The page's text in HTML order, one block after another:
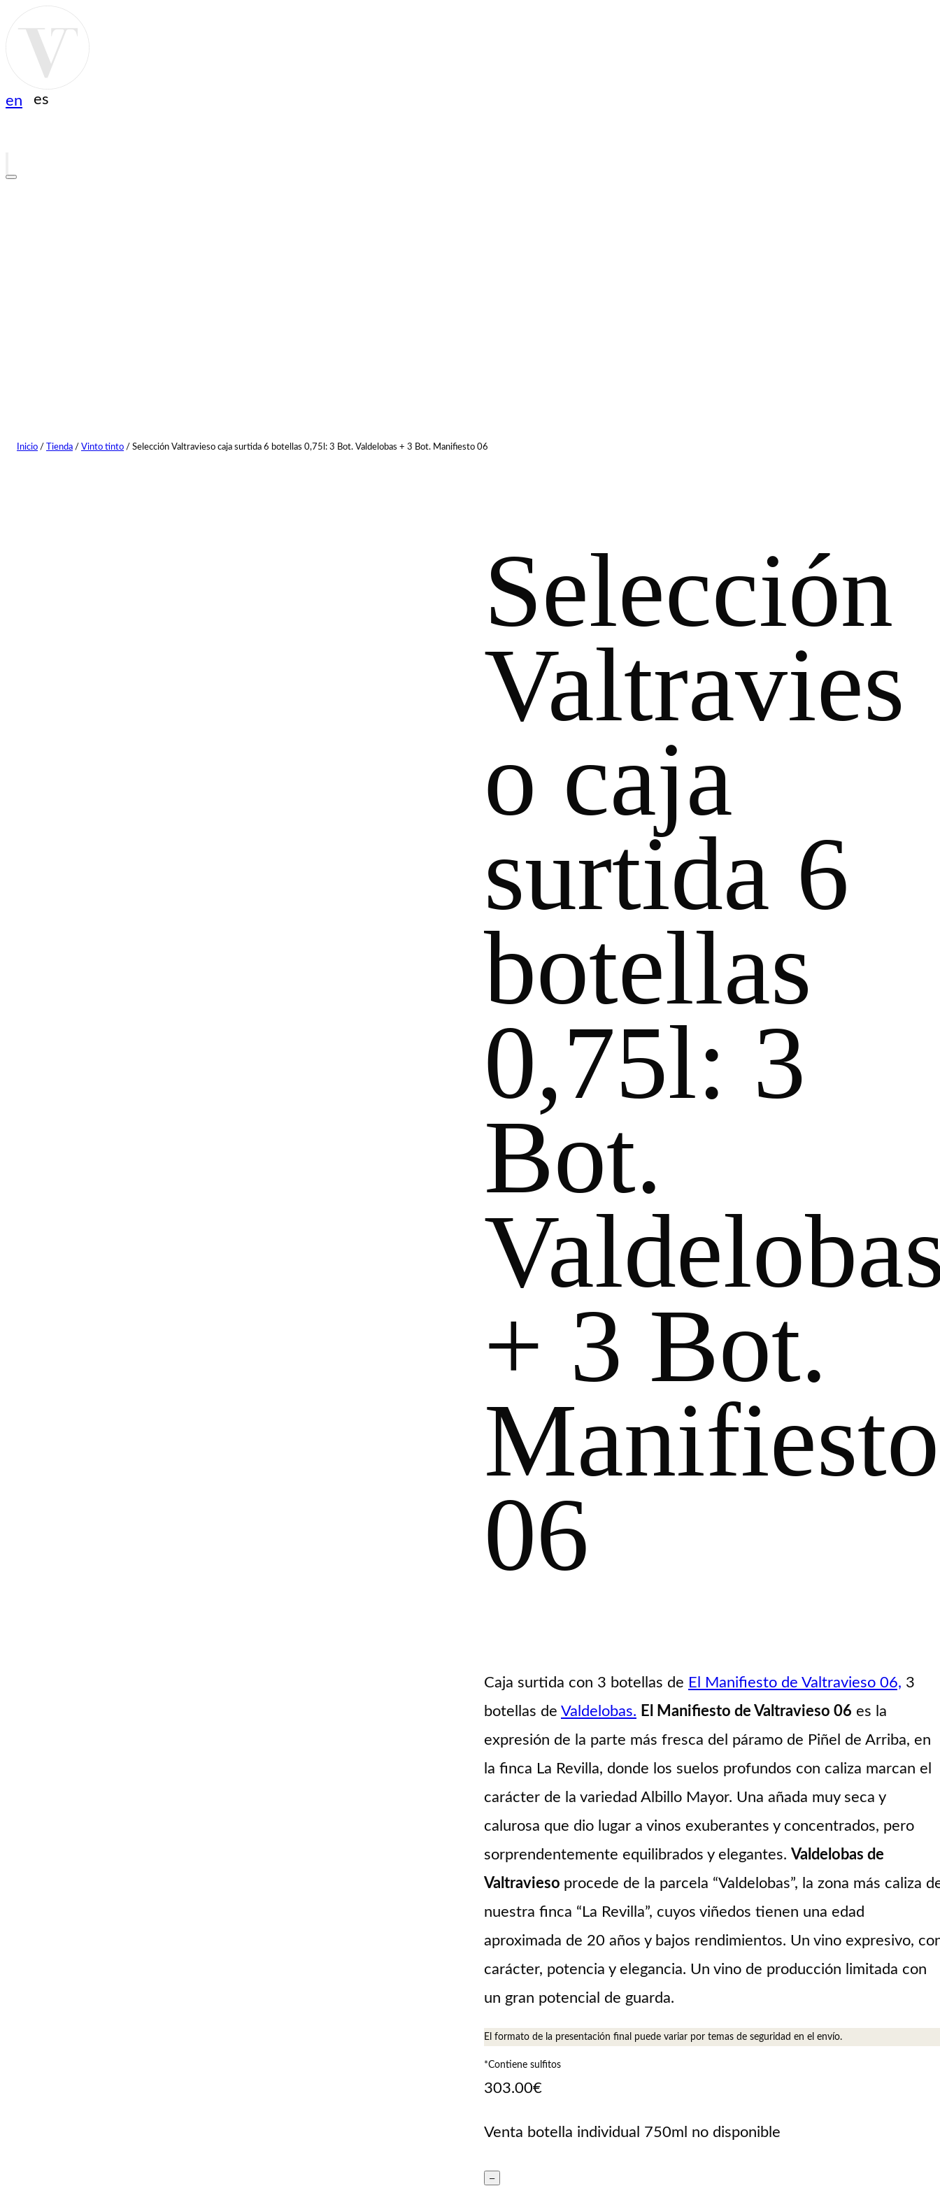
en es
Inicio / Tienda / Vinto tinto / Selección Valtravieso caja surtida 6 botellas 0,75l: 3 Bot. Valdelobas + 3 Bot. Manifiesto 06
Selección
Valtravies
o caja
surtida 6
botellas
0,75l: 3
Bot.
+ 3 Bot.
Manifiesto
06
Caja surtida con 3 botellas de El Manifiesto de Valtravieso 06, 3
botellas de Valdelobas. El Manifiesto de Valtravieso 06 es la
expresión de la parte más fresca del páramo de Piñel de Arriba, en
la finca La Revilla, donde los suelos profundos con caliza marcan el
carácter de la variedad Albillo Mayor. Una añada muy seca y
calurosa que dio lugar a vinos exuberantes y concentrados, pero
sorprendentemente equilibrados y elegantes. Valdelobas de
Valtravieso procede de la parcela “Valdelobas”, la zona más caliza
nuestra finca “La Revilla”, cuyos viñedos tienen una edad
aproximada de 20 años y bajos rendimientos. Un vino expresivo,
carácter, potencia y elegancia. Un vino de producción limitada con
un gran potencial de guarda.
El formato de la presentación final puede variar por temas de seguridad en el envío.
*Contiene sulfitos
303.00€
Venta botella individual 750ml no disponible
–